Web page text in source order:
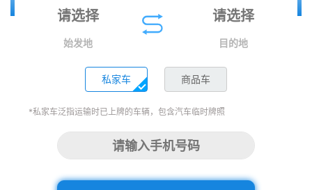
始发地 目的地
私家车 商品车
*私家车泛指运输时已上牌的车辆，包含汽车临时牌照